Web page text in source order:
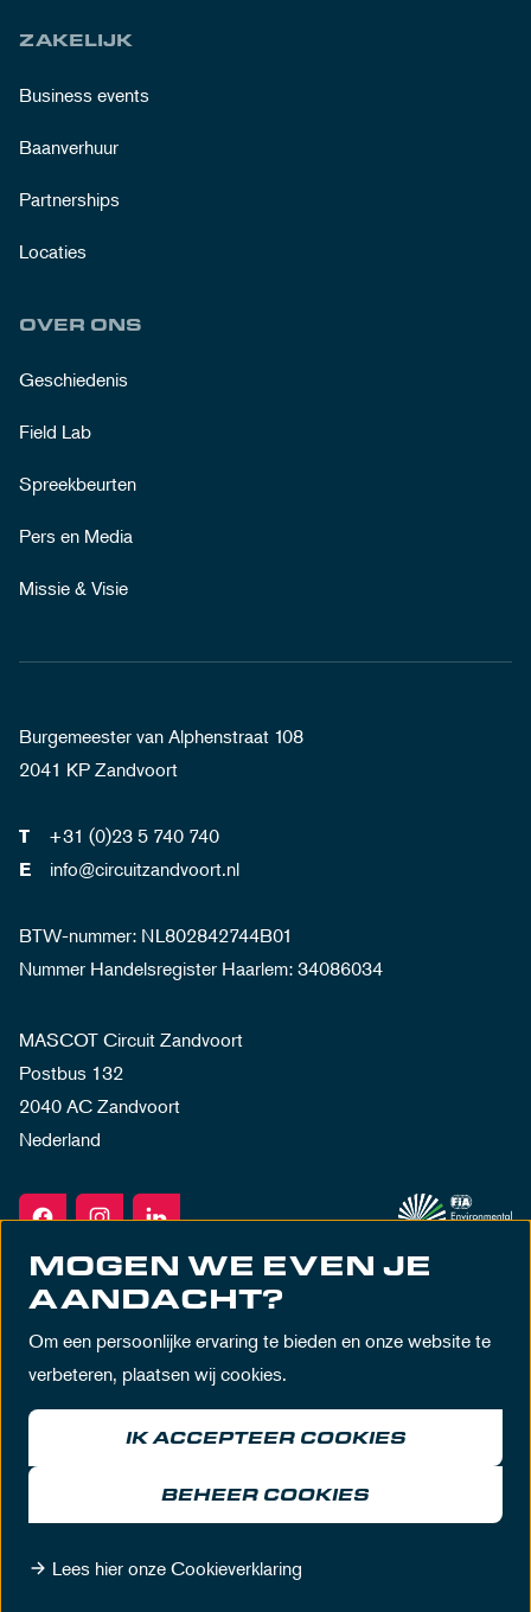
ZAKELIJK
Business events
Baanverhuur
Partnerships
Locaties
OVER ONS
Geschiedenis
Field Lab
Spreekbeurten
Pers en Media
Missie & Visie
Burgemeester van Alphenstraat 108
2041 KP Zandvoort
T +31 (0)23 5 740 740
E info@circuitzandvoort.nl
BTW-nummer: NL802842744B01
Nummer Handelsregister Haarlem: 34086034
MASCOT Circuit Zandvoort
Postbus 132
2040 AC Zandvoort
Nederland
© MASCOT Circuit Zandvoort 2026
Algemene voorwaarden Privacy policy
Huisregels
MOGEN WE EVEN JE
AANDACHT?
Om een persoonlijke ervaring te bieden en onze website te
verbeteren, plaatsen wij cookies.
IK ACCEPTEER COOKIES
BEHEER COOKIES
Lees hier onze Cookieverklaring